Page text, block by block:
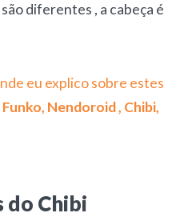
diferentes , a cabeça é
eu explico sobre estes
Funko, Nendoroid , Chibi,
do Chibi